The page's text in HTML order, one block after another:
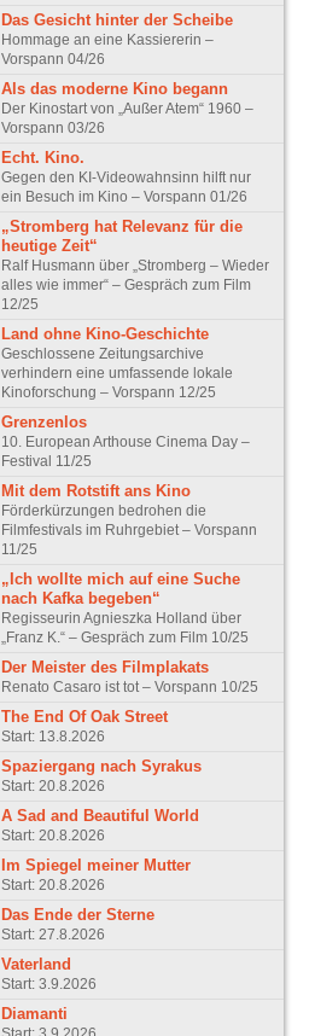
Das Gesicht hinter der Scheibe
Hommage an eine Kassiererin –
Vorspann 04/26
Als das moderne Kino begann
Der Kinostart von „Außer Atem“ 1960 –
Vorspann 03/26
Echt. Kino.
Gegen den KI-Videowahnsinn hilft nur
ein Besuch im Kino – Vorspann 01/26
„Stromberg hat Relevanz für die
heutige Zeit“
Ralf Husmann über „Stromberg – Wieder
alles wie immer“ – Gespräch zum Film
12/25
Land ohne Kino-Geschichte
Geschlossene Zeitungsarchive
verhindern eine umfassende lokale
Kinoforschung – Vorspann 12/25
Grenzenlos
10. European Arthouse Cinema Day –
Festival 11/25
Mit dem Rotstift ans Kino
Förderkürzungen bedrohen die
Filmfestivals im Ruhrgebiet – Vorspann
11/25
„Ich wollte mich auf eine Suche
nach Kafka begeben“
Regisseurin Agnieszka Holland über
„Franz K.“ – Gespräch zum Film 10/25
Der Meister des Filmplakats
Renato Casaro ist tot – Vorspann 10/25
The End Of Oak Street
Start: 13.8.2026
Spaziergang nach Syrakus
Start: 20.8.2026
A Sad and Beautiful World
Start: 20.8.2026
Im Spiegel meiner Mutter
Start: 20.8.2026
Das Ende der Sterne
Start: 27.8.2026
Vaterland
Start: 3.9.2026
Diamanti